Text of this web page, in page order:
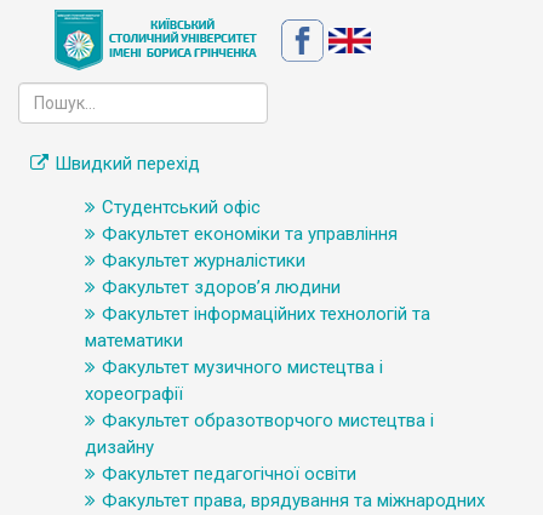
Швидкий перехід
Студентський офіс
Факультет економіки та управління
Факультет журналістики
Факультет здоров’я людини
Факультет інформаційних технологій та
математики
Факультет музичного мистецтва і
хореографії
Факультет образотворчого мистецтва і
дизайну
Факультет педагогічної освіти
Факультет права, врядування та міжнародних